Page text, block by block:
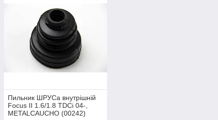
Пильник ШРУСа внутрішній
Focus II 1.6/1.8 TDCi 04-,
METALCAUCHO (00242)